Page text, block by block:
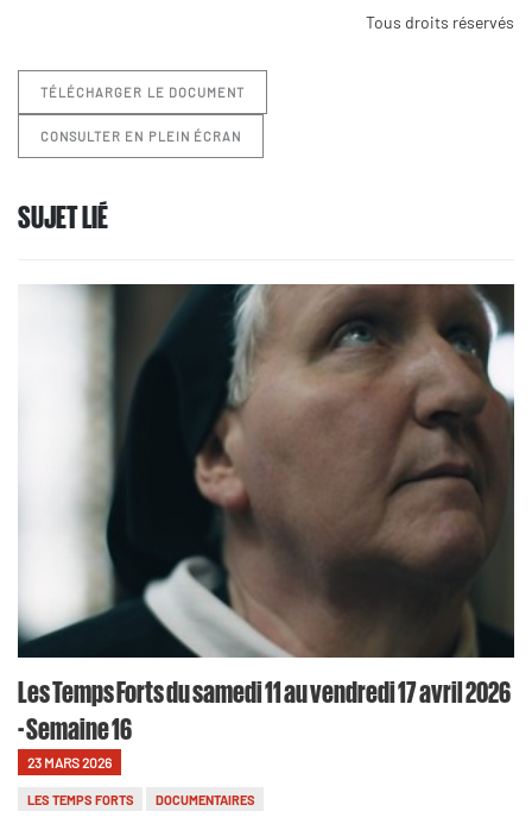
Tous droits réservés
TÉLÉCHARGER LE DOCUMENT
CONSULTER EN PLEIN ÉCRAN
SUJET LIÉ
Les Temps Forts du samedi 11 au vendredi 17 avril 2026
- Semaine 16
23 MARS 2026
LES TEMPS FORTS DOCUMENTAIRES